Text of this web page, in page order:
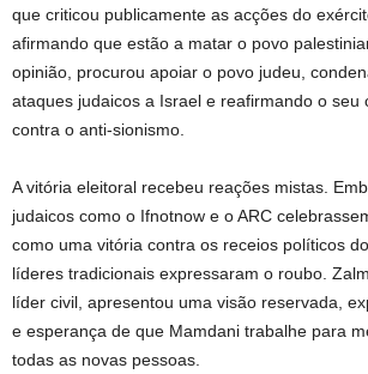
que criticou publicamente as acções do
afirmando que estão a matar o povo
opinião, procurou apoiar o povo judeu,
ataques judaicos a Israel e reafirmando o seu
contra o anti-sionismo.
A vitória eleitoral recebeu reações mistas.
judaicos como o Ifnotnow e o ARC
como uma vitória contra os receios políticos
líderes tradicionais expressaram o roubo.
líder civil, apresentou uma visão reservada,
e esperança de que Mamdani trabalhe para
todas as novas pessoas.